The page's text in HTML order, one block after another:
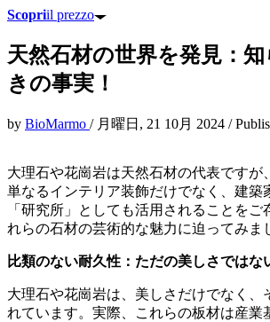
Scopriil prezzo
天然石材の世界を発見：
きの事実！
by BioMarmo / 月曜日, 21 10月 2024 /
大理石や花崗岩は天然石材の代表ですが
単なるインテリア装飾だけでなく、建築
「研究所」としても活用されることをご
れらの石材の芸術的な魅力に迫ってみま
比類のない耐久性：ただの美しさではな
大理石や花崗岩は、美しさだけでなく、
れています。実際、これらの板材は産業